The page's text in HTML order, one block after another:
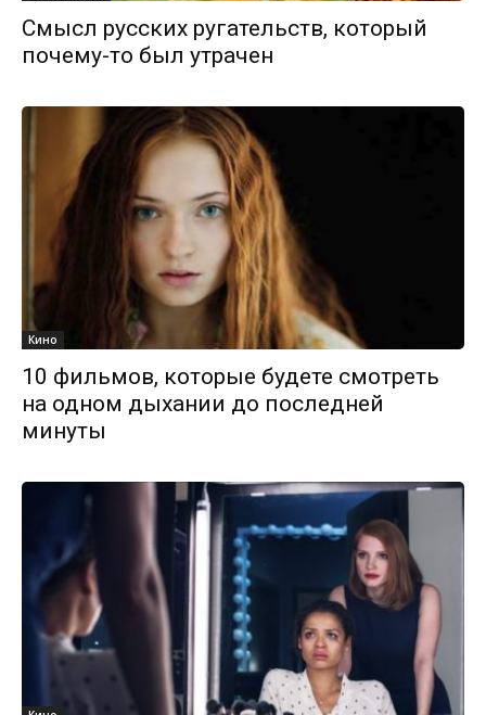
Смысл русских ругательств, который
почему-то был утрачен
Кино
10 фильмов, которые будете смотреть
на одном дыхании до последней
минуты